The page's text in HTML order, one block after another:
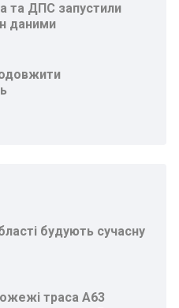
та ДПС запустили
даними
будують сучасну
траса A63